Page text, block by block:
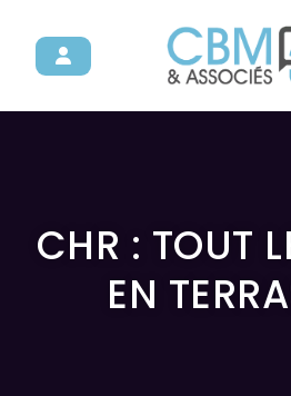
CHR : TOUT
EN